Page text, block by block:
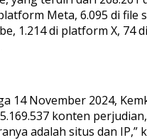
Meta, 6.095 di file
1.214 di platform X, 74
14 November 2024,
konten
adalah situs dan IP,”